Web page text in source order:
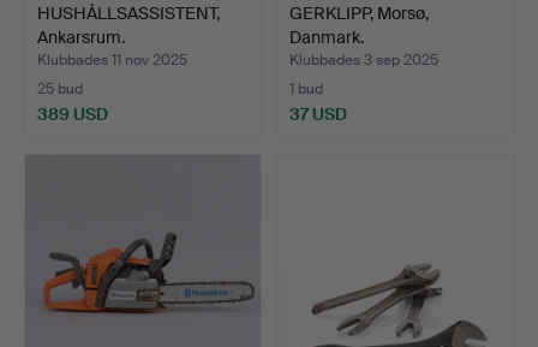
HUSHÅLLSASSISTENT,
Ankarsrum.
Klubbades 11 nov 2025
25 bud
389 USD
GERKLIPP, Morsø,
Danmark.
Klubbades 3 sep 2025
1 bud
37 USD